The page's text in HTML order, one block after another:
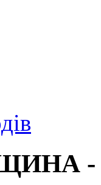
-